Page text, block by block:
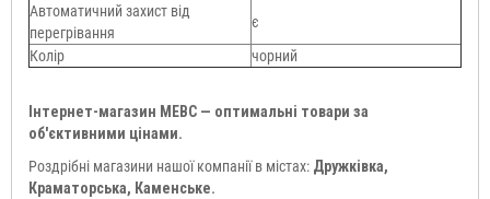
Автоматичний захист від
перегрівання
є
Колір
чорний
Інтернет-магазин МЕВС — оптимальні товари за
об'єктивними цінами.
Роздрібні магазини нашої компанії в містах: Дружківка,
Краматорська, Каменське.